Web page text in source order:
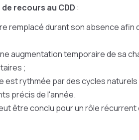
recours au CDD :
remplacé durant son absence afin
augmentation temporaire de sa
;
est rythmée par des cycles
précis de l'année.
être conclu pour un rôle